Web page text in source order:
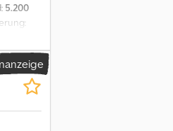
5.200
Kran
|